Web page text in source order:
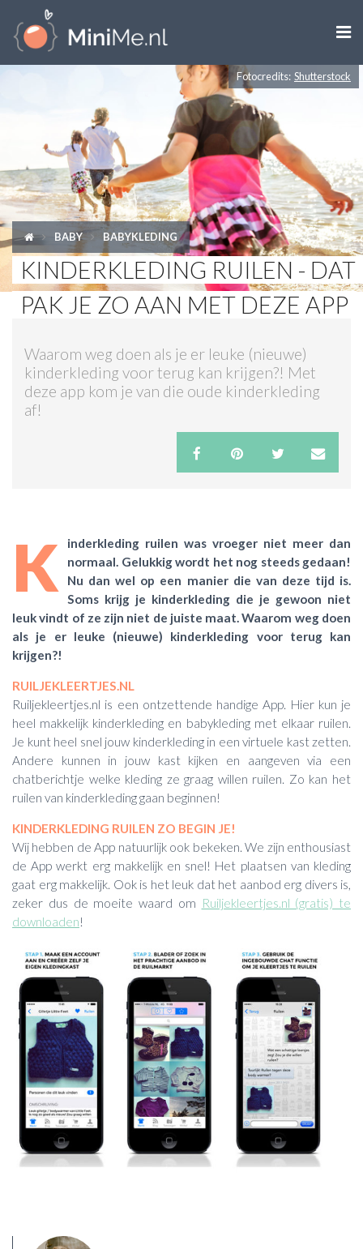

BABY
PEUTER
KIND
LIFESTYLE
SHOPS
ACTIES & KORTING
Fotocredits: Shutterstock
BABY BABYKLEDING
KINDERKLEDING RUILEN - DAT
PAK JE ZO AAN MET DEZE APP
Waarom weg doen als je er leuke (nieuwe)
kinderkleding voor terug kan krijgen?! Met
deze app kom je van die oude kinderkleding
af!
K
inderkleding ruilen was vroeger niet meer dan
normaal. Gelukkig wordt het nog steeds gedaan!
Nu dan wel op een manier die van deze tijd is.
Soms krijg je kinderkleding die je gewoon niet
leuk vindt of ze zijn niet de juiste maat. Waarom weg doen
als je er leuke (nieuwe) kinderkleding voor terug kan
krijgen?!
RUILJEKLEERTJES.NL
Ruiljekleertjes.nl is een ontzettende handige App. Hier kun je
heel makkelijk kinderkleding en babykleding met elkaar ruilen.
Je kunt heel snel jouw kinderkleding in een virtuele kast zetten.
Andere kunnen in jouw kast kijken en aangeven via een
chatberichtje welke kleding ze graag willen ruilen. Zo kan het
ruilen van kinderkleding gaan beginnen!
KINDERKLEDING RUILEN ZO BEGIN JE!
Wij hebben de App natuurlijk ook bekeken. We zijn enthousiast
de App werkt erg makkelijk en snel! Het plaatsen van kleding
gaat erg makkelijk. Ook is het leuk dat het aanbod erg divers is,
zeker dus de moeite waard om Ruiljekleertjes.nl (gratis) te
downloaden!